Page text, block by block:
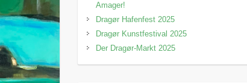
Amager!
Dragør Hafenfest 2025
Dragør Kunstfestival 2025
Der Dragør-Markt 2025